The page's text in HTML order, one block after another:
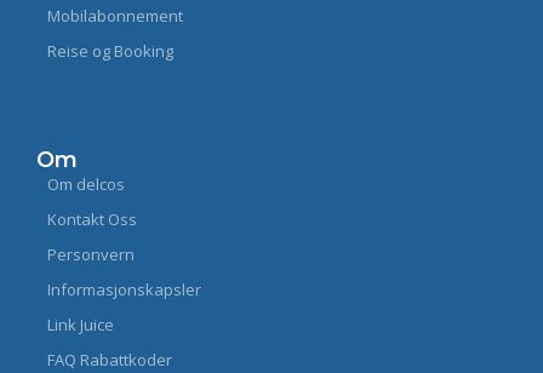
Mobilabonnement
Reise og Booking
Om
Om delcos
Kontakt Oss
Personvern
Informasjonskapsler
Link Juice
FAQ Rabattkoder